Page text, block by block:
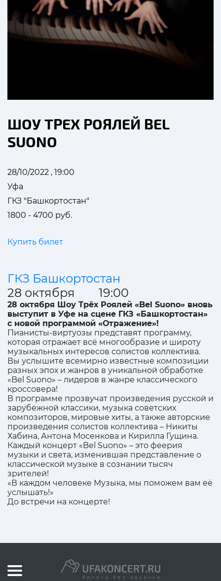
ШОУ ТРЕХ РОЯЛЕЙ BEL
SUONO
28/10/2022 , 19:00
Уфа
ГКЗ "Башкортостан"
1800 - 4700 руб.
Купить билет
ГКЗ Башкортостан
28 октября 19:00
28 октября Шоу Трёх Роялей «Bel Suono» вновь
выступит в Уфе на сцене ГКЗ «Башкортостан»
с новой программой «Отражение»!
Пианисты-виртуозы представят программу,
которая отражает всё многообразие и широту
музыкальных интересов солистов коллектива.
Вы услышите всемирно известные композиции
разных эпох и жанров в уникальной обработке
«Bel Suono» – лидеров в жанре классического
кроссовера!
В программе прозвучат произведения русской и
зарубежной классики, музыка советских
композиторов, мировые хиты, а также авторские
произведения солистов коллектива – Никиты
Хабина, Антона Мосенкова и Кирилла Гущина.
Каждый концерт «Bel Suono» – это феерия
музыки и света, изменившая представление о
классической музыке в сознании тысяч
зрителей!
«В каждом человеке Музыка, мы поможем вам её
услышать!»
До встречи на концерте!